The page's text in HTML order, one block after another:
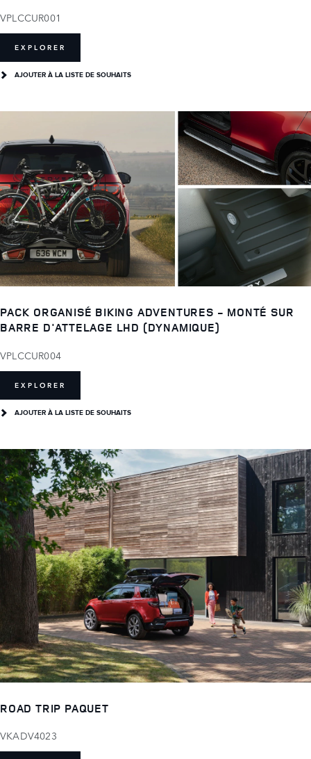
VPLCCUR001
EXPLORER
AJOUTER À LA LISTE DE SOUHAITS
PACK ORGANISÉ BIKING ADVENTURES - MONTÉ SUR
BARRE D'ATTELAGE LHD (DYNAMIQUE)
VPLCCUR004
EXPLORER
AJOUTER À LA LISTE DE SOUHAITS
ROAD TRIP PAQUET
VKADV4023